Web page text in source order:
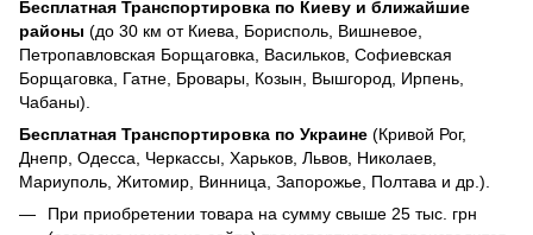
Бесплатная Транспортировка по Киеву и ближайшие
районы (до 30 км от Киева, Борисполь, Вишневое,
Петропавловская Борщаговка, Васильков, Софиевская
Борщаговка, Гатне, Бровары, Козын, Вышгород, Ирпень,
Чабаны).
Бесплатная Транспортировка по Украине (Кривой Рог,
Днепр, Одесса, Черкассы, Харьков, Львов, Николаев,
Мариуполь, Житомир, Винница, Запорожье, Полтава и др.).
При приобретении товара на сумму свыше 25 тыс. грн